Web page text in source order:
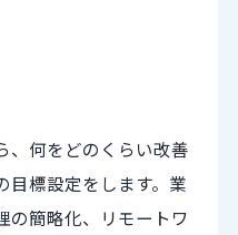
、何をどのくらい改善
目標設定をします。業
の簡略化、リモートワ